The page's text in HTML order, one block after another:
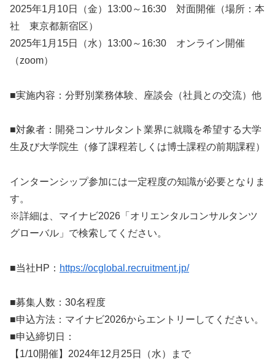
2025年1月10日（金）13:00～16:30 対面開催（場所：本
社 東京都新宿区）
2025年1月15日（水）13:00～16:30 オンライン開催
（zoom）
■実施内容：分野別業務体験、座談会（社員との交流）他
■対象者：開発コンサルタント業界に就職を希望する大学
生及び大学院生（修了課程若しくは博士課程の前期課程）
インターンシップ参加には一定程度の知識が必要となりま
す。
※詳細は、マイナビ2026「オリエンタルコンサルタンツ
グローバル」で検索してください。
■当社HP： https://ocglobal.recruitment.jp/
■募集人数：30名程度
■申込方法：マイナビ2026からエントリーしてください。
■申込締切日：
【1/10開催】2024年12月25日（水）まで